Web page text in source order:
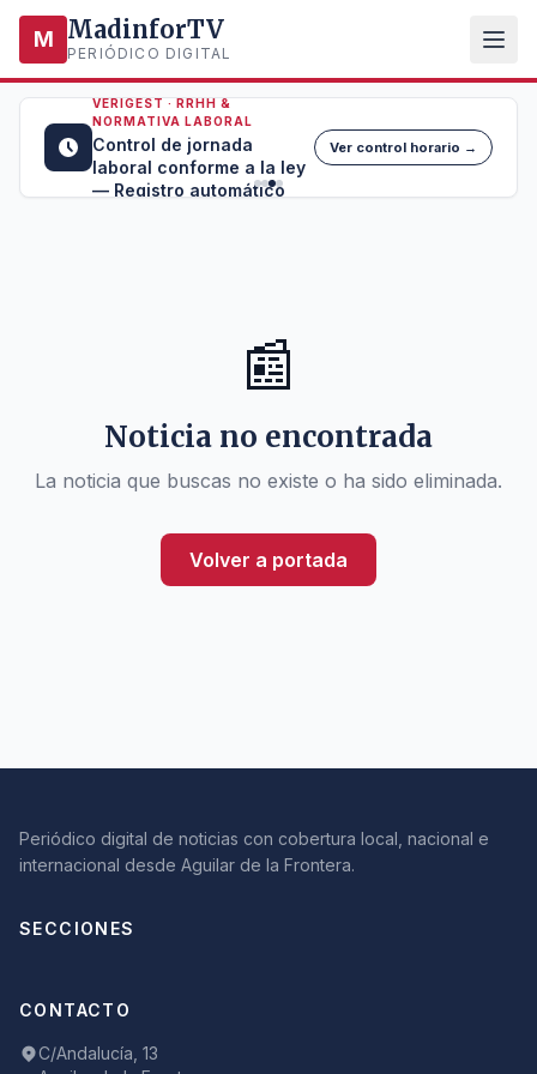
M MadinforTV
PERIÓDICO DIGITAL
VERIGEST · RRHH &
NORMATIVA LABORAL
Control de jornada
laboral conforme a la ley
— Registro automático
Ver control horario →
📰
Noticia no encontrada
La noticia que buscas no existe o ha sido eliminada.
Volver a portada
Periódico digital de noticias con cobertura local, nacional e
internacional desde Aguilar de la Frontera.
SECCIONES
CONTACTO
C/Andalucía, 13